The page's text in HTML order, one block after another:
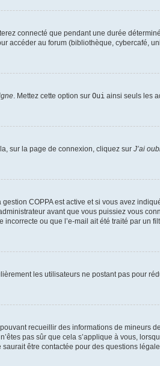
connecté que pendant une durée
au forum (bibliothèque, cybercafé,
. Mettez cette option sur Oui ainsi seuls les
sur la page de connexion, cliquez sur J’ai
COPPA est active et si vous avez
avant que vous puissiez vous
ou que l’e-mail ait été traité par un
les utilisateurs ne postant pas pour
recueillir des informations de mineurs
pas sûr que cela s’applique à vous,
être contactée pour des questions